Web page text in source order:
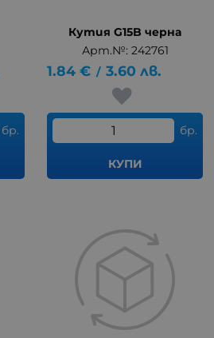
бр.
Кутия G15B черна
Арт.№: 242761
1.84 € / 3.60 лв.
бр.
КУПИ